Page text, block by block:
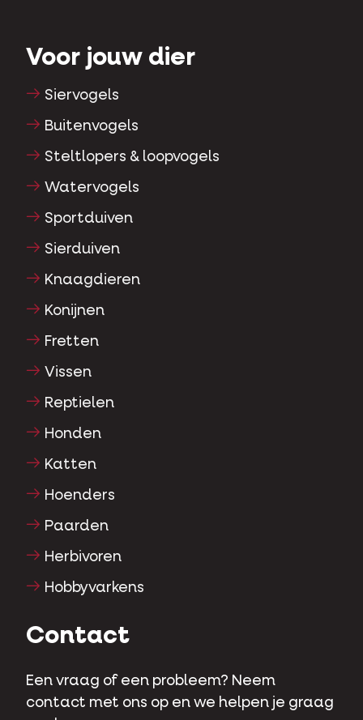
Voor jouw dier
Siervogels
Buitenvogels
Steltlopers & loopvogels
Watervogels
Sportduiven
Sierduiven
Knaagdieren
Konijnen
Fretten
Vissen
Reptielen
Honden
Katten
Hoenders
Paarden
Herbivoren
Hobbyvarkens
Contact
Een vraag of een probleem? Neem
contact met ons op en we helpen je graag